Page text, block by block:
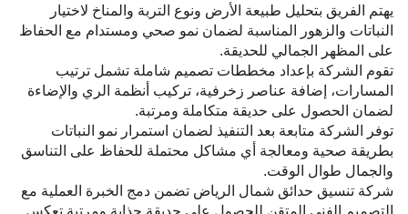
يهتم الفريق بتحليل طبيعة الأرض ونوع التربة والمناخ لاختيار
النباتات والزهور المناسبة لضمان نمو صحي ومستدام مع الحفاظ
على المظهر الجمالي للحديقة.
تقوم الشركة بإعداد مخططات تصميم شاملة تشمل ترتيب
المسارات، إضافة عناصر زخرفية، تركيب أنظمة الري والإضاءة
لضمان الحصول على حديقة متكاملة ومرتبة.
توفر الشركة متابعة بعد التنفيذ لضمان استمرار نمو النباتات
بطريقة صحية ومعالجة أي مشاكل محتملة للحفاظ على التناسق
والجمال طوال الوقت.
شركة تنسيق حدائق شمال الرياض تضمن دمج الخبرة العملية مع
التصميم الفني المتقن للحصول على حديقة جذابة ومرتبة تعكس